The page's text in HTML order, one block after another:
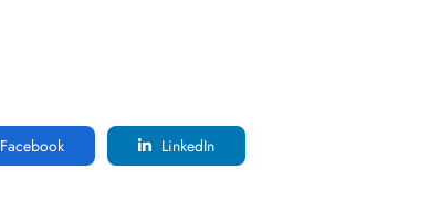
Facebook LinkedIn